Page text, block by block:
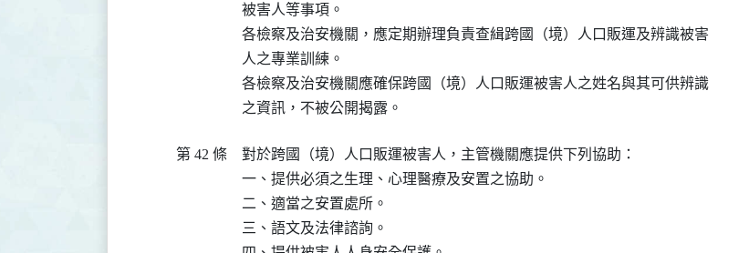
被害人等事項。
各檢察及治安機關，應定期辦理負責查緝跨國（境）人口販運及辨識被害
人之專業訓練。
各檢察及治安機關應確保跨國（境）人口販運被害人之姓名與其可供辨識
之資訊，不被公開揭露。
第 42 條
對於跨國（境）人口販運被害人，主管機關應提供下列協助：
一、提供必須之生理、心理醫療及安置之協助。
二、適當之安置處所。
三、語文及法律諮詢。